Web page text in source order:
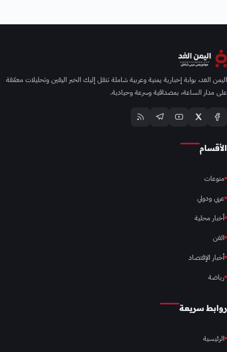
اليمن الغد، بوابة إخبارية يمنية وعربية شاملة تنقل إليك الخبر اليقين وتحليلات معمّقة
على مدار الساعة، بمصداقية وسرعة وحيادية.
الأقسام
منوعات
عربي ودولي
أخبار محلية
الفن
أخبار الإقتصاد
رياضة
روابط سريعة
الرئيسية